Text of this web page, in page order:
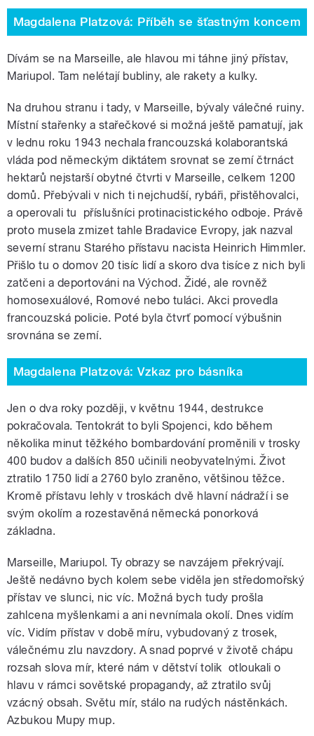
Magdalena Platzová: Příběh se šťastným koncem
Dívám se na Marseille, ale hlavou mi táhne jiný přístav,
Mariupol. Tam nelétají bubliny, ale rakety a kulky.
Na druhou stranu i tady, v Marseille, bývaly válečné ruiny.
Místní stařenky a stařečkové si možná ještě pamatují, jak
v lednu roku 1943 nechala francouzská kolaborantská
vláda pod německým diktátem srovnat se zemí čtrnáct
hektarů nejstarší obytné čtvrti v Marseille, celkem 1200
domů. Přebývali v nich ti nejchudší, rybáři, přistěhovalci,
a operovali tu příslušníci protinacistického odboje. Právě
proto musela zmizet tahle Bradavice Evropy, jak nazval
severní stranu Starého přístavu nacista Heinrich Himmler.
Přišlo tu o domov 20 tisíc lidí a skoro dva tisíce z nich byli
zatčeni a deportováni na Východ. Židé, ale rovněž
homosexuálové, Romové nebo tuláci. Akci provedla
francouzská policie. Poté byla čtvrť pomocí výbušnin
srovnána se zemí.
Magdalena Platzová: Vzkaz pro básníka
Jen o dva roky později, v květnu 1944, destrukce
pokračovala. Tentokrát to byli Spojenci, kdo během
několika minut těžkého bombardování proměnili v trosky
400 budov a dalších 850 učinili neobyvatelnými. Život
ztratilo 1750 lidí a 2760 bylo zraněno, většinou těžce.
Kromě přístavu lehly v troskách dvě hlavní nádraží i se
svým okolím a rozestavěná německá ponorková
základna.
Marseille, Mariupol. Ty obrazy se navzájem překrývají.
Ještě nedávno bych kolem sebe viděla jen středomořský
přístav ve slunci, nic víc. Možná bych tudy prošla
zahlcena myšlenkami a ani nevnímala okolí. Dnes vidím
víc. Vidím přístav v době míru, vybudovaný z trosek,
válečnému zlu navzdory. A snad poprvé v životě chápu
rozsah slova mír, které nám v dětství tolik otloukali o
hlavu v rámci sovětské propagandy, až ztratilo svůj
vzácný obsah. Světu mír, stálo na rudých nástěnkách.
Azbukou Mupy mup.